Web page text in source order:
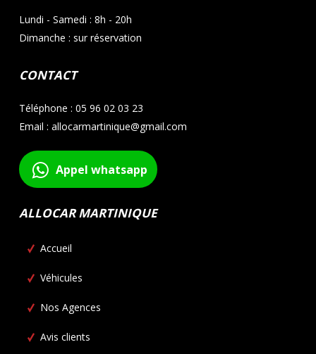
Lundi - Samedi : 8h - 20h
Dimanche : sur réservation
CONTACT
Téléphone : 05 96 02 03 23
Email : allocarmartinique@gmail.com
Appel whatsapp
ALLOCAR MARTINIQUE
Accueil
Véhicules
Nos Agences
Avis clients